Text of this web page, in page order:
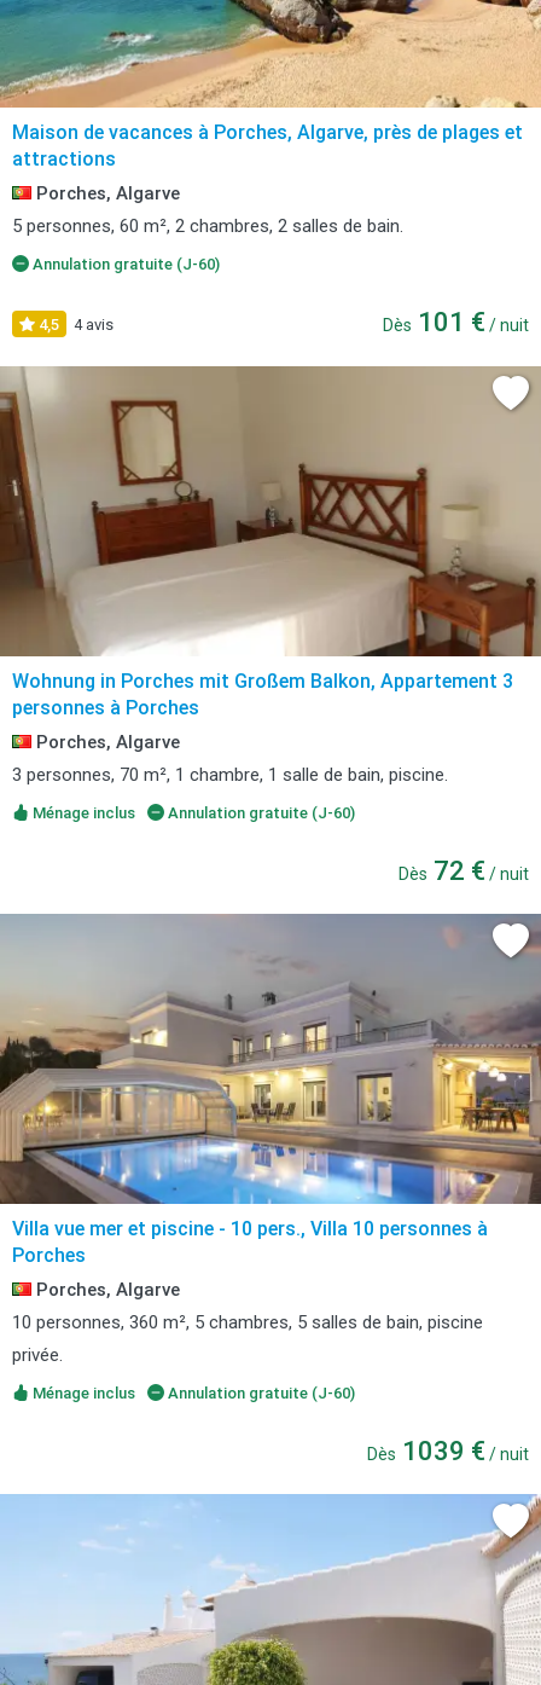
Maison de vacances à Porches, Algarve, près de plages et
attractions
Porches, Algarve
5 personnes, 60 m², 2 chambres, 2 salles de bain.
Annulation gratuite (J-60)
4,5 4 avis Dès 101 € / nuit
Wohnung in Porches mit Großem Balkon, Appartement 3
personnes à Porches
Porches, Algarve
3 personnes, 70 m², 1 chambre, 1 salle de bain, piscine.
Ménage inclus Annulation gratuite (J-60)
Dès 72 € / nuit
Villa vue mer et piscine - 10 pers., Villa 10 personnes à
Porches
Porches, Algarve
10 personnes, 360 m², 5 chambres, 5 salles de bain, piscine
privée.
Ménage inclus Annulation gratuite (J-60)
Dès 1039 € / nuit